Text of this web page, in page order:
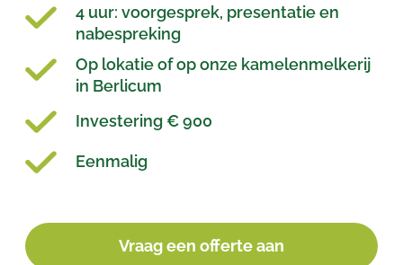
4 uur: voorgesprek, presentatie en
nabespreking
Op lokatie of op onze kamelenmelkerij
in Berlicum
Investering € 900
Eenmalig
Vraag een offerte aan